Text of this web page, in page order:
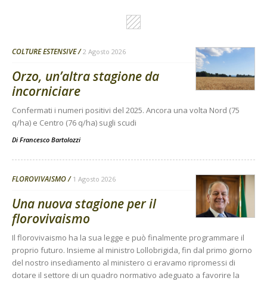
COLTURE ESTENSIVE 2 Agosto 2026
Orzo, un’altra stagione da
incorniciare
Confermati i numeri positivi del 2025. Ancora una volta Nord (75
q/ha) e Centro (76 q/ha) sugli scudi
Di Francesco Bartolozzi
FLOROVIVAISMO 1 Agosto 2026
Una nuova stagione per il
florovivaismo
Il florovivaismo ha la sua legge e può finalmente programmare il
proprio futuro. Insieme al ministro Lollobrigida, fin dal primo giorno
del nostro insediamento al ministero ci eravamo ripromessi di
dotare il settore di un quadro normativo adeguato a favorire la